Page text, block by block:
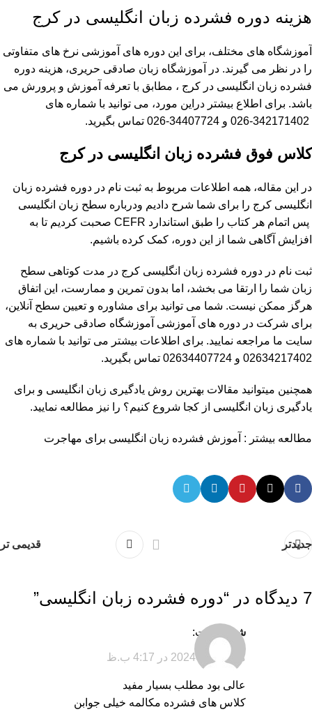
هزینه دوره فشرده زبان انگلیسی در کرج
آموزشگاه های مختلف، برای این دوره های آموزشی نرخ های متفاوتی
را در نظر می گیرند. در آموزشگاه زبان صادقی حریری، هزینه دوره
فشرده زبان انگلیسی در کرج ، مطابق با تعرفه آموزش و پرورش می
باشد. برای اطلاع بیشتر دراین مورد، می توانید با شماره های
کلاس فوق فشرده زبان انگلیسی در کرج
در این مقاله، همه اطلاعات مربوط به ثبت نام در دوره فشرده زبان
انگلیسی کرج را برای شما شرح دادیم ودرباره سطح زبان انگلیسی
پس اتمام هر کتاب را طبق استاندارد CEFR صحبت کردیم تا به
افزایش آگاهی شما از این دوره، کمک کرده باشیم.
ثبت نام در دوره فشرده زبان انگلیسی کرج در مدت کوتاهی سطح
زبان شما را ارتقا می بخشد، اما بدون تمرین و ممارست، این اتفاق
هرگز ممکن نیست. شما می توانید برای مشاوره و تعیین سطح آنلاین،
برای شرکت در دوره های آموزشی آموزشگاه صادقی حریری به
سایت ما مراجعه نمایید. برای اطلاعات بیشتر می توانید با شماره های
02634217402 و 02634407724 تماس بگیرید.
همچنین میتوانید مقالات بهترین روش یادگیری زبان انگلیسی و برای
یادگیری زبان انگلیسی از کجا شروع کنیم؟ را نیز مطالعه نمایید.
مطالعه بیشتر : آموزش فشرده زبان انگلیسی برای مهاجرت
جدیدتر قدیمی تر
7 دیدگاه در “ دوره فشرده زبان انگلیسی”
شبنم گفت:
مارس 12, 2024 در 4:17 ب.ظ
عالی بود مطلب بسیار مفید
کلاس های فشرده مکالمه خیلی جوابن